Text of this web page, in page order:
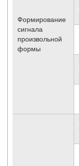
Формирование
сигнала
произвольной
формы